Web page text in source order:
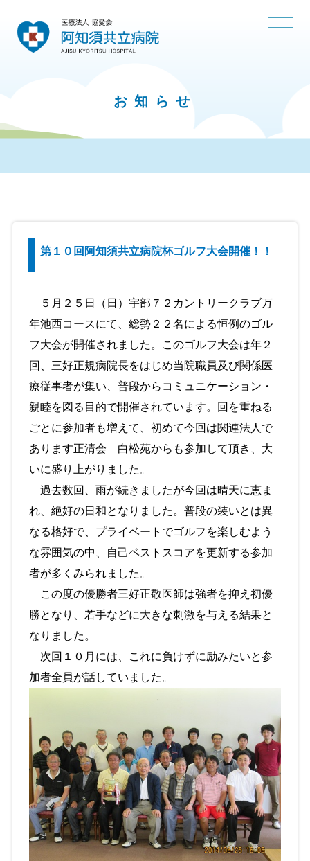
お知らせ
第１０回阿知須共立病院杯ゴルフ大会開催！！
５月２５日（日）宇部７２カントリークラブ万
年池西コースにて、総勢２２名による恒例のゴル
フ大会が開催されました。このゴルフ大会は年２
回、三好正規病院長をはじめ当院職員及び関係医
療従事者が集い、普段からコミュニケーション・
親睦を図る目的で開催されています。回を重ねる
ごとに参加者も増えて、初めて今回は関連法人で
あります正清会 白松苑からも参加して頂き、大
いに盛り上がりました。
過去数回、雨が続きましたが今回は晴天に恵ま
れ、絶好の日和となりました。普段の装いとは異
なる格好で、プライベートでゴルフを楽しむよう
な雰囲気の中、自己ベストスコアを更新する参加
者が多くみられました。
この度の優勝者三好正敬医師は強者を抑え初優
勝となり、若手などに大きな刺激を与える結果と
なりました。
次回１０月には、これに負けずに励みたいと参
加者全員が話していました。